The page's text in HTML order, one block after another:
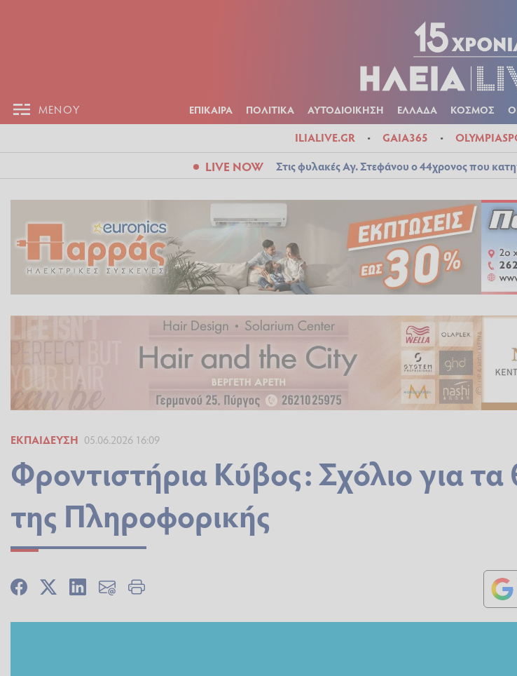
ΜΕΝΟΥ ΕΠΙΚΑΙΡΑ ΠΟΛΙΤΙΚΑ ΑΥΤΟΔΙΟΙΚΗΣΗ ΕΛΛΑΔΑ ΚΟΣΜΟΣ
ILIALIVE.GR GAIA365
LIVE NOW Στις φυλακές Αγ. Στεφάνου ο 44χρονος που
ΕΚΠΑΊΔΕΥΣΗ 05.06.2026 16:09
Φροντιστήρια Κύβος: Σχόλιο για τα
της Πληροφορικής